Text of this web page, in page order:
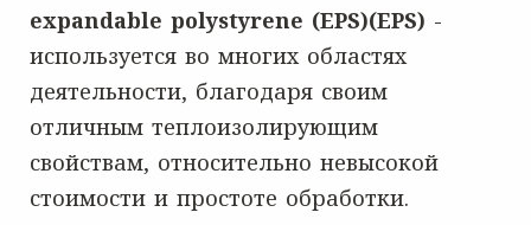
expandable polystyrene (EPS)(EPS) -
используется во многих областях
деятельности, благодаря своим
отличным теплоизолирующим
свойствам, относительно невысокой
стоимости и простоте обработки.